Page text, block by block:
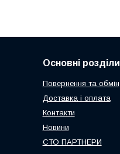
Основні розділи
Повернення та обмін
Доставка і оплата
Контакти
Новини
СТО ПАРТНЕРИ